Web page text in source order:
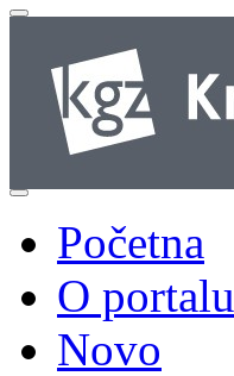
Početna
O portalu
Novo